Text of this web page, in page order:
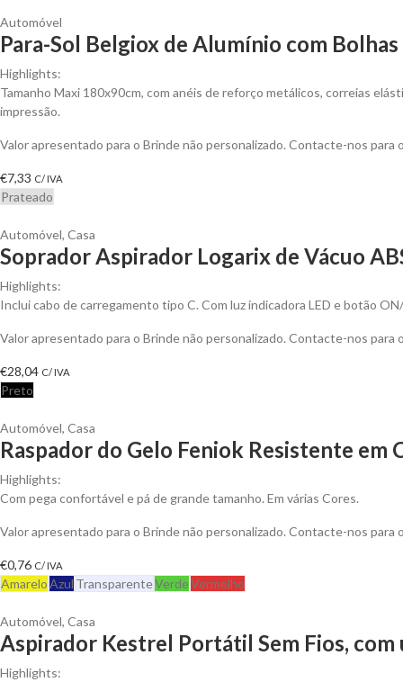
Automóvel
Para-Sol Belgiox de Alumínio com
Highlights:
Tamanho Maxi 180x90cm, com anéis de reforço metálicos, correias
impressão.
Valor apresentado para o Brinde não personalizado. Contacte-nos
€7,33 C/ IVA
Prateado
Automóvel, Casa
Soprador Aspirador Logarix de Vácuo
Highlights:
Inclui cabo de carregamento tipo C. Com luz indicadora LED e botão
Valor apresentado para o Brinde não personalizado. Contacte-nos
€28,04 C/ IVA
Preto
Automóvel, Casa
Raspador do Gelo Feniok Resistente em
Highlights:
Com pega confortável e pá de grande tamanho. Em várias Cores.
Valor apresentado para o Brinde não personalizado. Contacte-nos
€0,76 C/ IVA
AmareloAzul TransparenteVerdeVermelho
Automóvel, Casa
Aspirador Kestrel Portátil Sem Fios,
Highlights: